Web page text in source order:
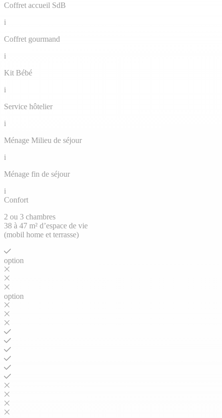
Coffret accueil SdB
i
Coffret gourmand
i
Kit Bébé
i
Service hôtelier
i
Ménage Milieu de séjour
i
Ménage fin de séjour
i
Confort
2 ou 3 chambres
38 à 47 m² d’espace de vie
(mobil home et terrasse)
option
option